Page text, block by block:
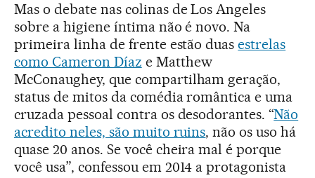
Mas o debate nas colinas de Los Angeles
sobre a higiene íntima não é novo. Na
primeira linha de frente estão duasestrelas
como Cameron Díaz e Matthew
McConaughey, que compartilham geração,
status de mitos da comédia romântica e uma
cruzada pessoal contra os desodorantes. “Não
acredito neles, são muito ruins, não os uso há
quase 20 anos. Se você cheira mal é porque
você usa”, confessou em 2014 a protagonista